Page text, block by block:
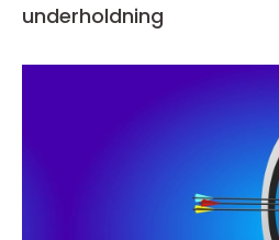
underholdning